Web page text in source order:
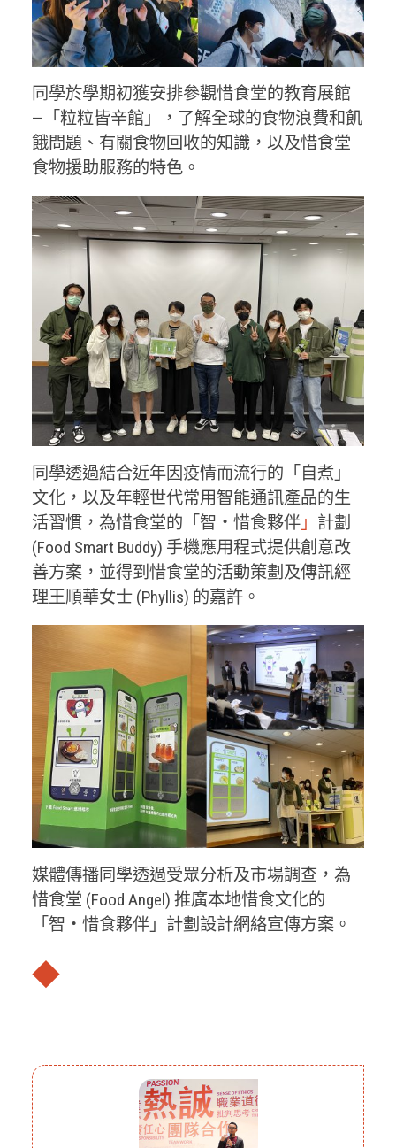
同學於學期初獲安排參觀惜食堂的教育展館
—「粒粒皆辛館」，了解全球的食物浪費和飢
餓問題、有關食物回收的知識，以及惜食堂
食物援助服務的特色。
同學透過結合近年因疫情而流行的「自煮」
文化，以及年輕世代常用智能通訊產品的生
活習慣，為惜食堂的「智・惜食夥伴」 計劃
(Food Smart Buddy) 手機應用程式提供創意改
善方案，並得到惜食堂的活動策劃及傳訊經
理王順華女士 (Phyllis) 的嘉許。
媒體傳播同學透過受眾分析及市場調查，為
惜食堂 (Food Angel) 推廣本地惜食文化的
「智・惜食夥伴」計劃設計網絡宣傳方案。
◆